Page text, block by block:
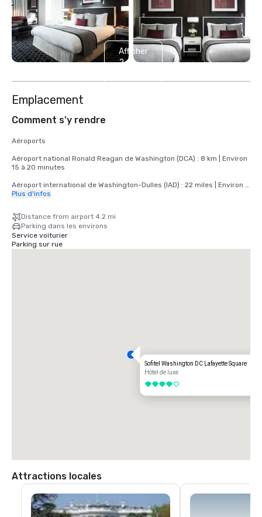
Afficher
2
Emplacement
Comment s'y rendre
Aéroports
Aéroport national Ronald Reagan de Washington (DCA) : 8 km | Environ
15 à 20 minutes
Aéroport international de Washington-Dulles (IAD) : 22 miles | Environ
40 à 50 minutes
Aéroport international Thurgood Marshall de Baltimore/Washington
(BWI) : 56 miles | Environ 60 minutes
Métro
nuit et les participants à l'événement.
Plus d'infos
Distance from airport 4.2 mi
Parking dans les environs
Service voiturier
Parking sur rue
Sofitel Washington DC Lafayette Square
Hôtel de luxe
4 sur 5
Attractions locales